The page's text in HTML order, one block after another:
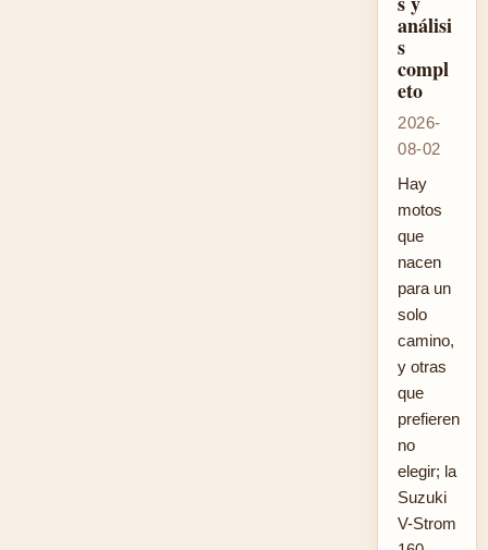
análisi
s
compl
eto
2026-
08-02
Hay
motos
que
nacen
para un
solo
camino,
y otras
que
prefieren
no
elegir; la
Suzuki
V-Strom